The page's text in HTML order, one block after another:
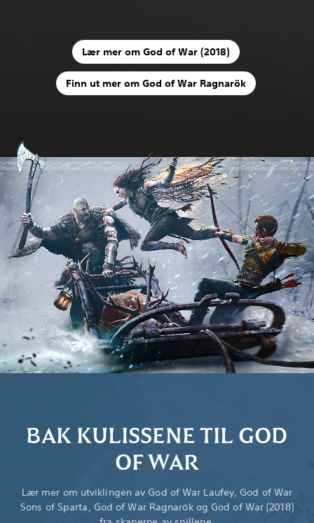
Lær mer om God of War (2018)
Finn ut mer om God of War Ragnarök
BAK KULISSENE TIL GOD
OF WAR
Lær mer om utviklingen av God of War Laufey, God of War
Sons of Sparta, God of War Ragnarök og God of War (2018)